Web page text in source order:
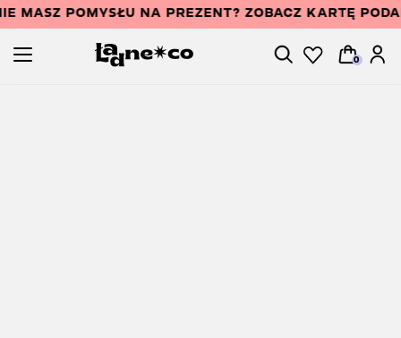
MASZ POMYSŁU NA PREZENT? ZOBACZ KARTĘ
0